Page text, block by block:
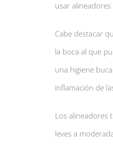
usar
Cabe destacar
la boca al que
una higiene
inflamación de
Los alineadores
leves a